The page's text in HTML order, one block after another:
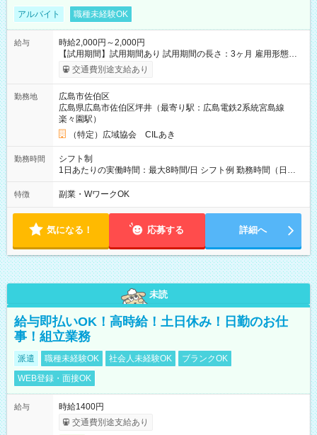
アルバイト 職種未経験OK
給与
時給2,000円～2,000円
【試用期間】試用期間あり 試用期間の長さ：3ヶ月 雇用形態、
給与は本採用時と同じです。
交通費別途支給あり
勤務地
広島市佐伯区
広島県広島市佐伯区坪井（最寄り駅：広島電鉄2系統宮島線
楽々園駅）
（特定）広域協会 CILあき
勤務時間
シフト制
1日あたりの実働時間：最大8時間/日 シフト例 勤務時間（日
勤）・8時～18時 （実働時間8時間 待機休憩2時間）（日勤1回
あたりの給与 2万円）
特徴 副業・WワークOK
気になる！ 応募する 詳細へ
未読
給与即払いOK！高時給！土日休み！日勤のお仕
事！組立業務
派遣 職種未経験OK 社会人未経験OK
ブランクOK
WEB登録・面接OK
給与
時給1400円
交通費別途支給あり